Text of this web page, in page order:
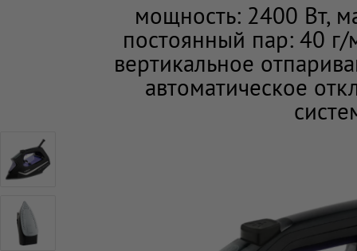
мощность: 2400 Вт,
постоянный пар: 40
вертикальное
автоматическое